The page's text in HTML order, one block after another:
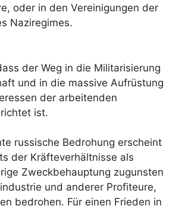
oder in den Vereinigungen der
Naziregimes.
der Weg in die Militarisierung
und in die massive Aufrüstung
der arbeitenden
ist.
russische Bedrohung erscheint
der Kräfteverhältnisse als
Zweckbehauptung zugunsten
und anderer Profiteure,
bedrohen. Für einen Frieden in